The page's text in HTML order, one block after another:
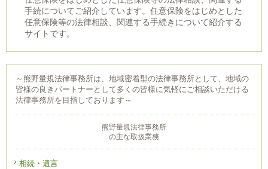
～熊野量規法律事務所は、地域密着型の法律事務所として、地域の
皆様の良きパートナーとして多くの皆様に気軽にご相談いただける
法律事務所を目指しております～
熊野量規法律事務所
の主な取扱業務
相続・遺言
手続についてご紹介しています。任意保険をはじめとした
任意保険等の法律相談、関連する手続きについて紹介する
サイトです。